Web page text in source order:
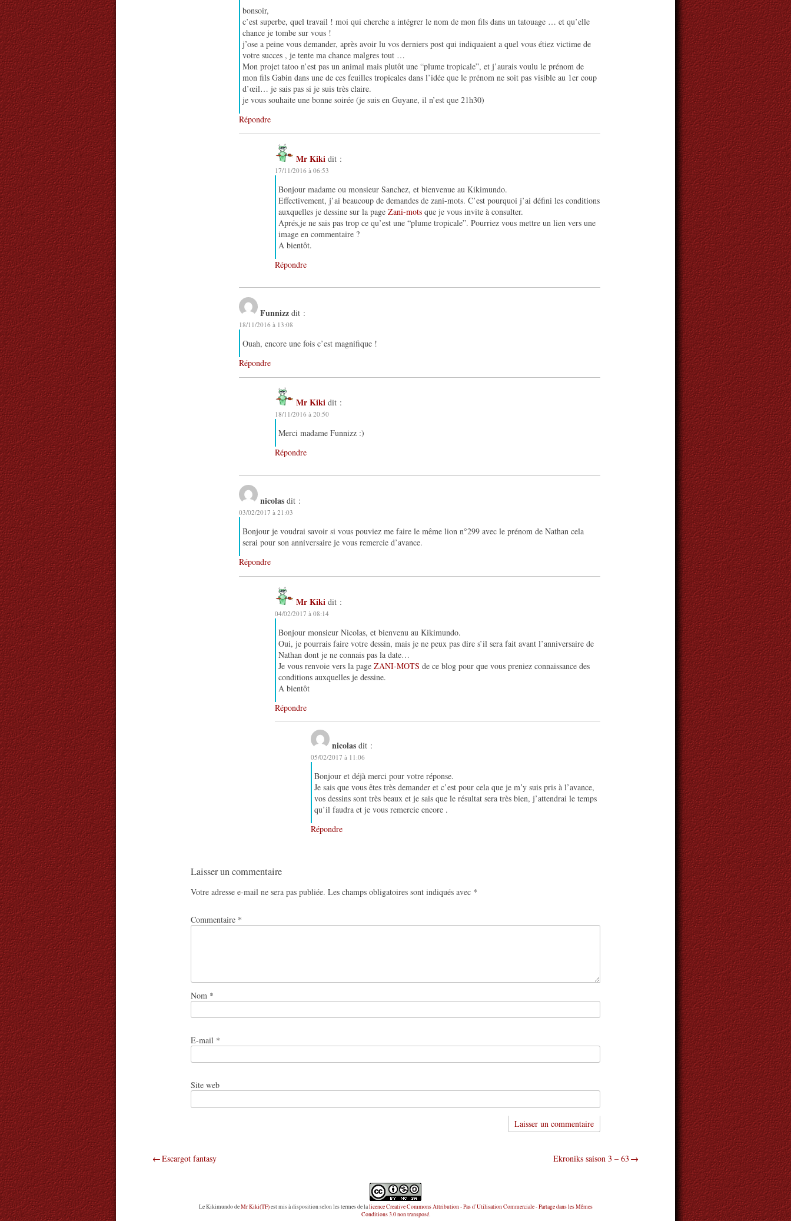
bonsoir,
c’est superbe, quel travail ! moi qui cherche a intégrer le nom de mon fils dans un tatouage … et qu’elle
chance je tombe sur vous !
j’ose a peine vous demander, après avoir lu vos derniers post qui indiquaient a quel vous étiez victime de
votre succes , je tente ma chance malgres tout …
Mon projet tatoo n’est pas un animal mais plutôt une “plume tropicale”, et j’aurais voulu le prénom de
mon fils Gabin dans une de ces feuilles tropicales dans l’idée que le prénom ne soit pas visible au 1er coup
d’œil… je sais pas si je suis très claire.
je vous souhaite une bonne soirée (je suis en Guyane, il n’est que 21h30)
Répondre
Mr Kiki dit :
17/11/2016 à 06:53
Bonjour madame ou monsieur Sanchez, et bienvenue au Kikimundo.
Effectivement, j’ai beaucoup de demandes de zani-mots. C’est pourquoi j’ai défini les conditions
auxquelles je dessine sur la page Zani-mots que je vous invite à consulter.
Aprés,je ne sais pas trop ce qu’est une “plume tropicale”. Pourriez vous mettre un lien vers une
image en commentaire ?
A bientôt.
Répondre
Funnizz dit :
18/11/2016 à 13:08
Ouah, encore une fois c’est magnifique !
Répondre
Mr Kiki dit :
18/11/2016 à 20:50
Merci madame Funnizz :)
Répondre
nicolas dit :
03/02/2017 à 21:03
Bonjour je voudrai savoir si vous pouviez me faire le même lion n°299 avec le prénom de Nathan cela
serai pour son anniversaire je vous remercie d’avance.
Répondre
Mr Kiki dit :
04/02/2017 à 08:14
Bonjour monsieur Nicolas, et bienvenu au Kikimundo.
Oui, je pourrais faire votre dessin, mais je ne peux pas dire s’il sera fait avant l’anniversaire de
Nathan dont je ne connais pas la date…
Je vous renvoie vers la page ZANI-MOTS de ce blog pour que vous preniez connaissance des
conditions auxquelles je dessine.
A bientôt
Répondre
nicolas dit :
05/02/2017 à 11:06
Bonjour et déjà merci pour votre réponse.
Je sais que vous êtes très demander et c’est pour cela que je m’y suis pris à l’avance,
vos dessins sont très beaux et je sais que le résultat sera très bien, j’attendrai le temps
qu’il faudra et je vous remercie encore .
Répondre
Laisser un commentaire
Votre adresse e-mail ne sera pas publiée. Les champs obligatoires sont indiqués avec *
Commentaire *
Nom *
E-mail *
Site web
Navigation
Escargot fantasy Ekroniks saison 3 – 63
Le KikimundodeMr Kiki(TF)est mis à disposition selon les termes de lalicence Creative Commons Attribution - Pas d’Utilisation Commerciale - Partage dans les Mêmes
Conditions 3.0 non transposé.